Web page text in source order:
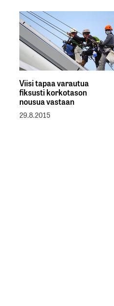
Viisi tapaa varautua
fiksusti korkotason
nousua vastaan
29.8.2015